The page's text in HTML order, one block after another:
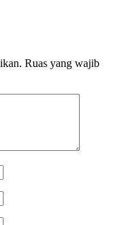
Ruas yang wajib